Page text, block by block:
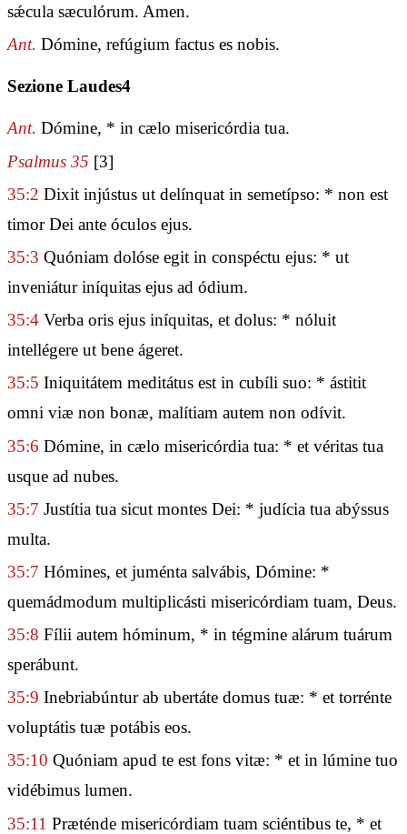
sǽcula sæculórum. Amen.
Ant. Dómine, refúgium factus es nobis.
Sezione Laudes4
Ant. Dómine, * in cælo misericórdia tua.
Psalmus 35 [3]
35:2 Dixit injústus ut delínquat in semetípso: * non est
timor Dei ante óculos ejus.
35:3 Quóniam dolóse egit in conspéctu ejus: * ut
inveniátur iníquitas ejus ad ódium.
35:4 Verba oris ejus iníquitas, et dolus: * nóluit
intellégere ut bene ágeret.
35:5 Iniquitátem meditátus est in cubíli suo: * ástitit
omni viæ non bonæ, malítiam autem non odívit.
35:6 Dómine, in cælo misericórdia tua: * et véritas tua
usque ad nubes.
35:7 Justítia tua sicut montes Dei: * judícia tua abýssus
multa.
35:7 Hómines, et juménta salvábis, Dómine: *
quemádmodum multiplicásti misericórdiam tuam, Deus.
35:8 Fílii autem hóminum, * in tégmine alárum tuárum
sperábunt.
35:9 Inebriabúntur ab ubertáte domus tuæ: * et torrénte
voluptátis tuæ potábis eos.
35:10 Quóniam apud te est fons vitæ: * et in lúmine tuo
vidébimus lumen.
35:11 Præténde misericórdiam tuam sciéntibus te, * et